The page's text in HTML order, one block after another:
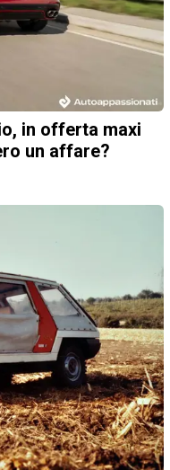
in offerta maxi
un affare?